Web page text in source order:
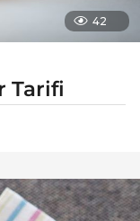
42
Tarifi